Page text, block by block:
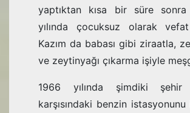
yaptıktan kısa bir süre
yılında çocuksuz olarak
Kazım da babası gibi ziraatla,
ve zeytinyağı çıkarma işiyle
1966 yılında şimdiki şehir
karşısındaki benzin